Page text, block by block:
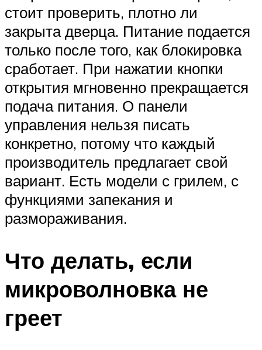
стоит проверить, плотно ли
закрыта дверца. Питание подается
только после того, как блокировка
сработает. При нажатии кнопки
открытия мгновенно прекращается
подача питания. О панели
управления нельзя писать
конкретно, потому что каждый
производитель предлагает свой
вариант. Есть модели с грилем, с
функциями запекания и
размораживания.
Что делать, если
микроволновка не
греет